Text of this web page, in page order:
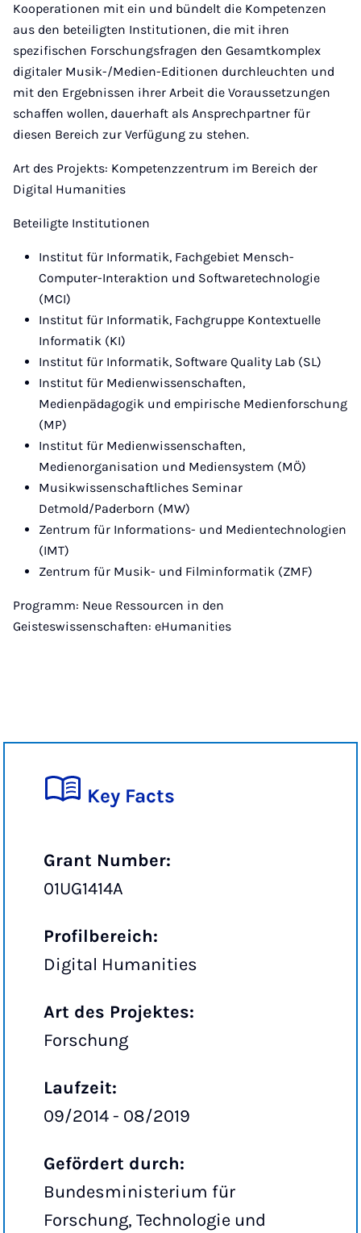
Kooperationen mit ein und bündelt die Kompetenzen
aus den beteiligten Institutionen, die mit ihren
spezifischen Forschungsfragen den Gesamtkomplex
digitaler Musik-/Medien-Editionen durchleuchten und
mit den Ergebnissen ihrer Arbeit die Voraussetzungen
schaffen wollen, dauerhaft als Ansprechpartner für
diesen Bereich zur Verfügung zu stehen.
Art des Projekts: Kompetenzzentrum im Bereich der
Digital Humanities
Beteiligte Institutionen
Institut für Informatik, Fachgebiet Mensch-
Computer-Interaktion und Softwaretechnologie
(MCI)
Institut für Informatik, Fachgruppe Kontextuelle
Informatik (KI)
Institut für Informatik, Software Quality Lab (SL)
Institut für Medienwissenschaften,
Medienpädagogik und empirische Medienforschung
(MP)
Institut für Medienwissenschaften,
Medienorganisation und Mediensystem (MÖ)
Musikwissenschaftliches Seminar
Detmold/Paderborn (MW)
Zentrum für Informations- und Medientechnologien
(IMT)
Zentrum für Musik- und Filminformatik (ZMF)
Programm: Neue Ressourcen in den
Geisteswissenschaften: eHumanities
Key Facts
Grant Number:
01UG1414A
Profilbereich:
Digital Humanities
Art des Projektes:
Forschung
Laufzeit:
09/2014 - 08/2019
Gefördert durch:
Bundesministerium für
Forschung, Technologie und